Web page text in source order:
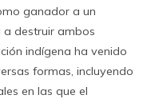
ganador a un
destruir ambos
indígena ha venido
formas, incluyendo
en las que el